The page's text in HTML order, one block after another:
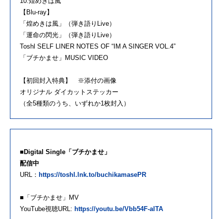
【Blu-ray】
「煌めきは風」（弾き語りLive）
「運命の閃光」（弾き語りLive）
Toshl SELF LINER NOTES OF “IM A SINGER VOL.4”
「ブチかませ」MUSIC VIDEO
【初回封入特典】 ※添付の画像
オリジナル ダイカットステッカー
（全5種類のうち、いずれか1枚封入）
■Digital Single「ブチかませ」
配信中
URL： https://toshl.lnk.to/buchikamasePR
■「ブチかませ」MV
YouTube視聴URL: https://youtu.be/Vbb54F-alTA